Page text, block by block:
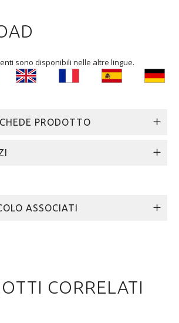
sono disponibili nelle altre lingue.
PRODOTTO
ASSOCIATI
CORRELATI